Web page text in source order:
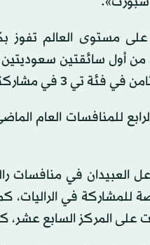
مستوى العالم تفوز
كما كانت واحدة من أول
الأولى عام 2022.
للمنافسات العام
العبيدان في منافسات
المركز السابع عشر،